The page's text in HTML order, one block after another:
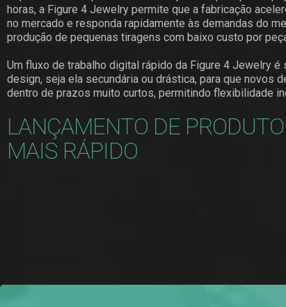
horas, a Figure 4 Jewelry permite que a fabricação
no mercado e responda rapidamente às demandas do
produção de pequenas tiragens com baixo custo por
Um fluxo de trabalho digital rápido da Figure 4 Jewelry
design, seja ela secundária ou drástica, para que novos
dentro de prazos muito curtos, permitindo flexibilidade
LANÇAMENTO DE
MAIS RÁPIDO